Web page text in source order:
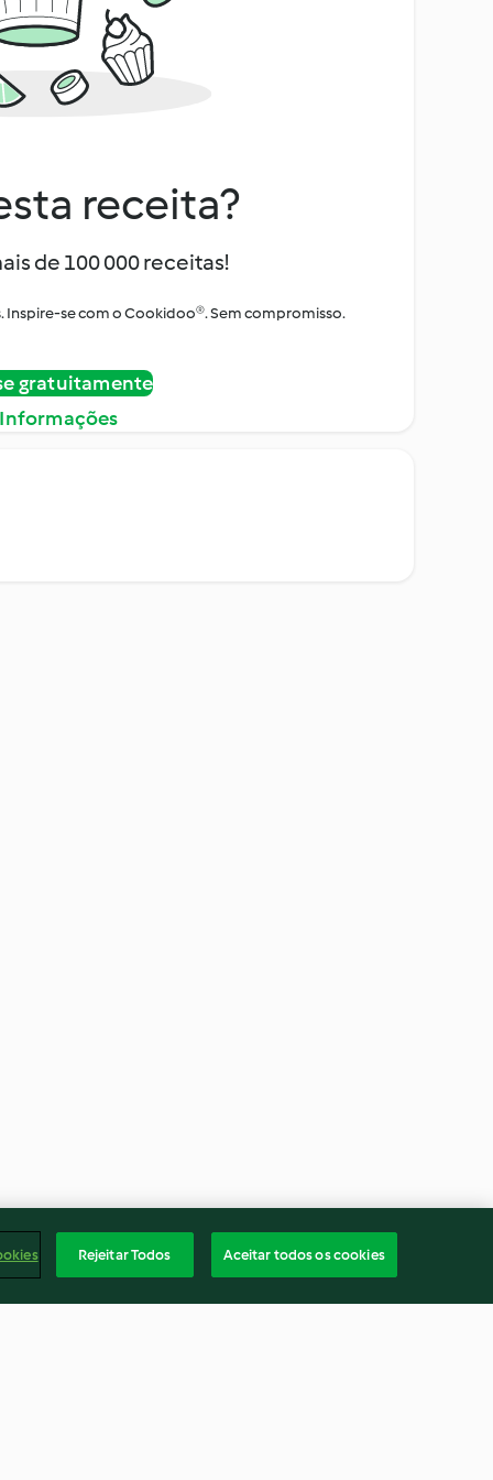
receita?
de 100 000 receitas!
Inspire-se com o Cookidoo®. Sem compromisso.
gratuitamente
Rejeitar Todos Aceitar todos os cookies